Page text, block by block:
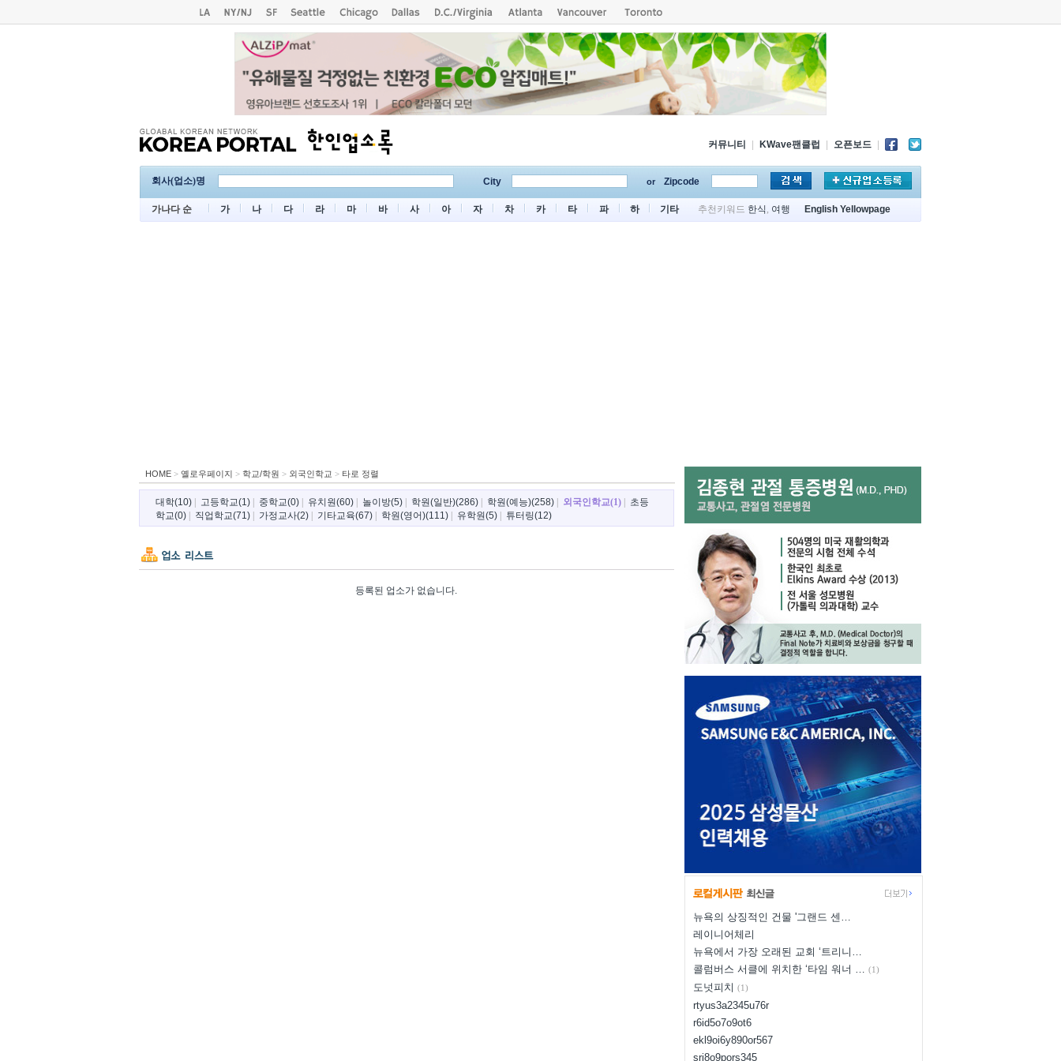
커뮤니티 KWave팬클럽 오픈보드
회사(업소)명 City or Zipcode
가나다 순 가 나 다 라 마 바 사 아 자 차 카 타 파 하 기타 추천키워드 한식 , 여행 English Yellowpage
HOME> 옐로우페이지 > 학교/학원 > 외국인학교 > 타로 정렬
대학(10)| 고등학교(1)| 중학교(0)| 유치원(60)| 놀이방(5)| 학원(일반)(286)| 학원(예능)(258)| 외국인학교(1)|
초등
학교(0)| 직업학교(71)| 가정교사(2)| 기타교육(67)| 학원(영어)(111)| 유학원(5)| 튜터링(12)
등록된 업소가 없습니다.
뉴욕의 상징적인 건물 '그랜드 센…
레이니어체리
뉴욕에서 가장 오래된 교회 ‘트리니…
콜럼버스 서클에 위치한 ‘타임 워너 … (1)
도넛피치 (1)
rtyus3a2345u76r
r6id5o7o9ot6
ekl9oi6y890or567
sri8o9pors345